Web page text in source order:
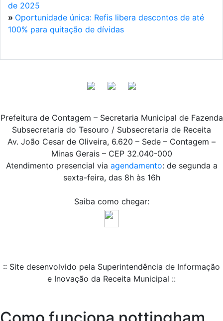
de 2025
» Oportunidade única: Refis libera descontos de até
100% para quitação de dívidas
Prefeitura de Contagem – Secretaria Municipal de Fazenda
Subsecretaria do Tesouro / Subsecretaria de Receita
Av. João Cesar de Oliveira, 6.620 – Sede – Contagem –
Minas Gerais – CEP 32.040-000
Atendimento presencial via agendamento: de segunda a
sexta-feira, das 8h às 16h
Saiba como chegar:
:: Site desenvolvido pela Superintendência de Informação
e Inovação da Receita Municipal ::